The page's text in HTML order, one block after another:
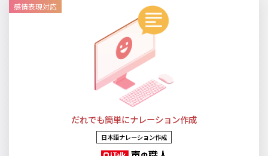
感情表現対応
だれでも簡単にナレーション作成
日本語ナレーション作成